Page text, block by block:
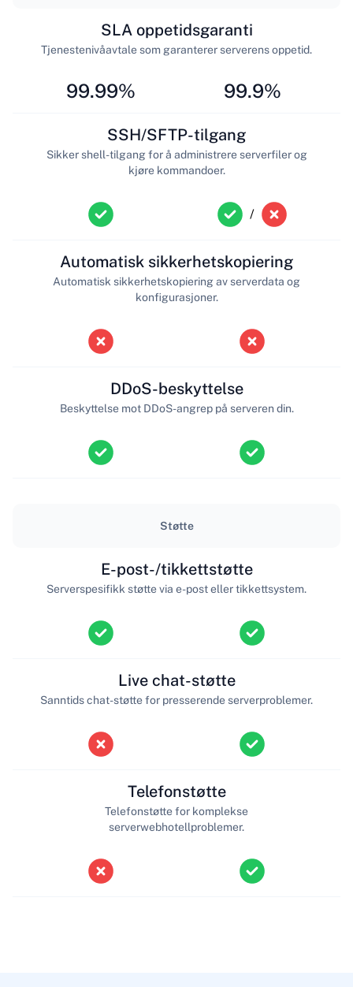
99.99%
SLA oppetidsgaranti
Tjenestenivåavtale som garanterer serverens oppetid.
99.9%
SSH/SFTP-tilgang
Sikker shell-tilgang for å administrere serverfiler og
kjøre kommandoer.
/
Automatisk sikkerhetskopiering
Automatisk sikkerhetskopiering av serverdata og
konfigurasjoner.
DDoS-beskyttelse
Beskyttelse mot DDoS-angrep på serveren din.
Støtte
E-post-/tikkettstøtte
Serverspesifikk støtte via e-post eller tikkettsystem.
Live chat-støtte
Sanntids chat-støtte for presserende serverproblemer.
Telefonstøtte
Telefonstøtte for komplekse
serverwebhotellproblemer.